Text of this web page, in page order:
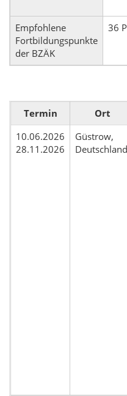
Empfohlene
Fortbildungspunkte
der BZÄK
36
Termin Ort
10.06.2026
28.11.2026
Güstrow,
Deutschland